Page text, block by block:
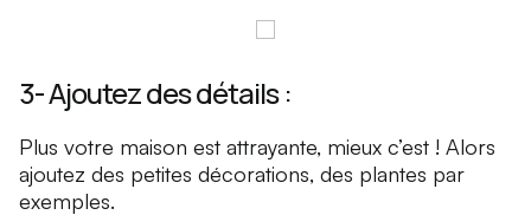
3- Ajoutez des détails :
Plus votre maison est attrayante, mieux c’est ! Alors
ajoutez des petites décorations, des plantes par
exemples.